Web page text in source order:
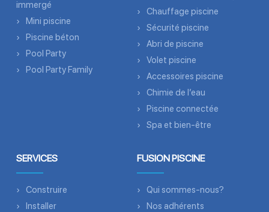
immergé
Mini piscine
Piscine béton
Pool Party
Pool Party Family
Chauffage piscine
Sécurité piscine
Abri de piscine
Volet piscine
Accessoires piscine
Chimie de l’eau
Piscine connectée
Spa et bien-être
SERVICES
Construire
Installer
FUSION PISCINE
Qui sommes-nous?
Nos adhérents